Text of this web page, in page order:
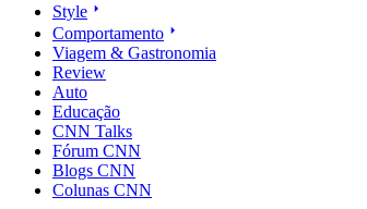
Style
Comportamento
Viagem & Gastronomia
Review
Auto
Educação
CNN Talks
Fórum CNN
Blogs CNN
Colunas CNN